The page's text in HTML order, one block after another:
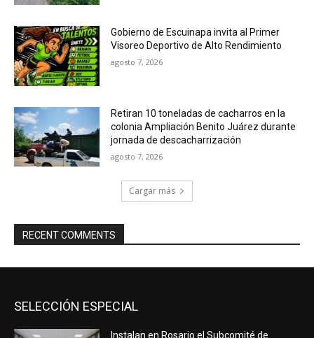
Gobierno de Escuinapa invita al Primer
Visoreo Deportivo de Alto Rendimiento
agosto 7, 2026
Retiran 10 toneladas de cacharros en la
colonia Ampliación Benito Juárez durante
jornada de descacharrización
agosto 7, 2026
Cargar más
RECENT COMMENTS
SELECCIÓN ESPECIAL
Instalan en Rosario el Subcomité de